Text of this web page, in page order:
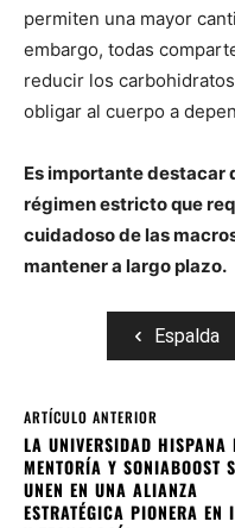
permiten una mayor
embargo, todas
reducir los
obligar al cuerpo a
Es importante destacar
régimen estricto que
cuidadoso de las
mantener a largo plazo.
Espalda
ARTÍCULO ANTERIOR
LA UNIVERSIDAD HISPANA
MENTORÍA Y SONIABOOST
UNEN EN UNA ALIANZA
ESTRATÉGICA PIONERA EN